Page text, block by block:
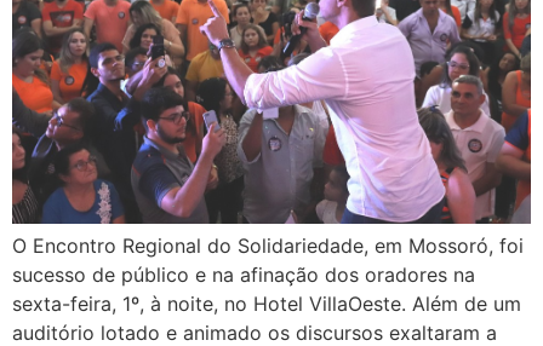
O Encontro Regional do Solidariedade, em Mossoró, foi
sucesso de público e na afinação dos oradores na
sexta-feira, 1º, à noite, no Hotel VillaOeste. Além de um
auditório lotado e animado os discursos exaltaram a